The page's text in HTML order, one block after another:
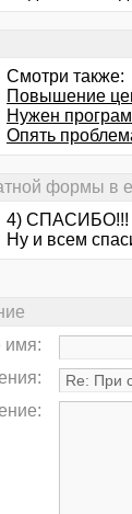
Смотри также:
Повышение
Нужен
Опять
формы в
4)
Ну и всем
имя: